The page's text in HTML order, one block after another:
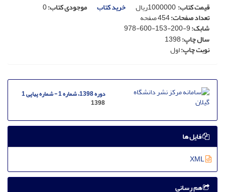
قیمت کتاب: ریال خرید کتاب موجودی کتاب:
تعداد صفحات:
شابک:
سال چاپ:
نوبت چاپ:اول
دوره 1398، شماره 1 - شماره پیاپی 1
1398
فایل ها
هم رسانی